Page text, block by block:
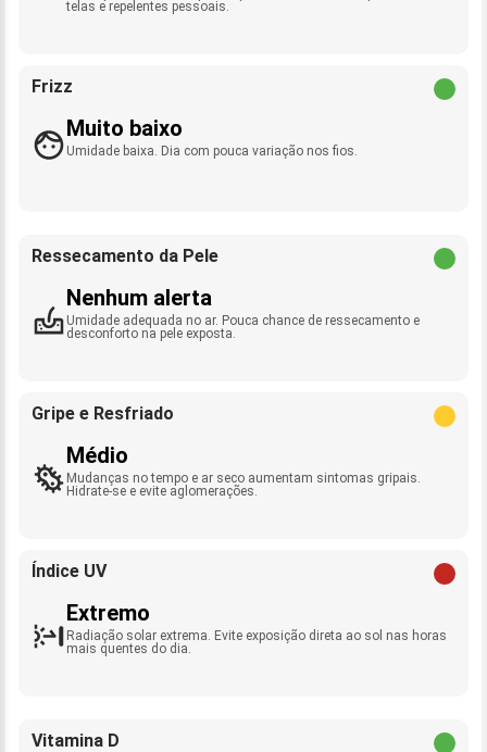
telas e repelentes pessoais.
Frizz
Muito baixo
Umidade baixa. Dia com pouca variação nos fios.
Ressecamento da Pele
Nenhum alerta
Umidade adequada no ar. Pouca chance de ressecamento e
desconforto na pele exposta.
Gripe e Resfriado
Médio
Mudanças no tempo e ar seco aumentam sintomas gripais.
Hidrate-se e evite aglomerações.
Índice UV
Extremo
Radiação solar extrema. Evite exposição direta ao sol nas horas
mais quentes do dia.
Vitamina D